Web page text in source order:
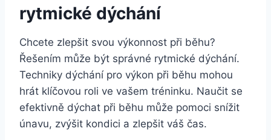
rytmické dýchání
Chcete zlepšit svou výkonnost při běhu?
Řešením může být správné rytmické dýchání.
Techniky dýchání pro výkon při běhu mohou
hrát klíčovou roli ve vašem tréninku. Naučit se
efektivně dýchat při běhu může pomoci snížit
únavu, zvýšit kondici a zlepšit váš čas.